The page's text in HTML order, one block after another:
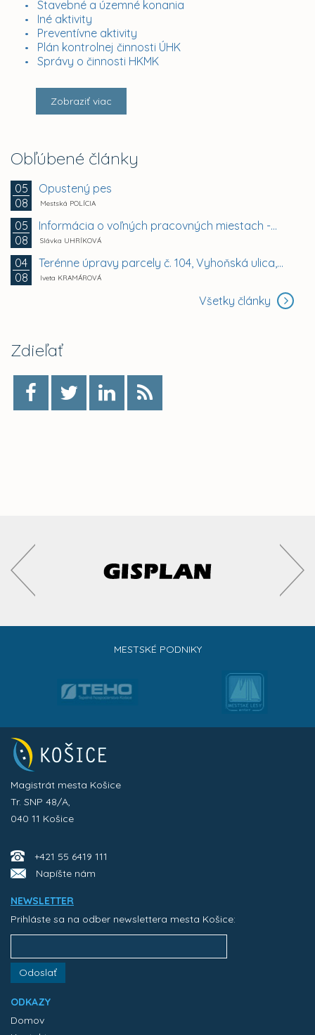
Stavebné a územné konania
Iné aktivity
Preventívne aktivity
Plán kontrolnej činnosti ÚHK
Správy o činnosti HKMK
Zobraziť viac
Obľúbené články
05
08
Opustený pes
Mestská POLÍCIA
05
08
Informácia o voľných pracovných miestach -...
Slávka UHRÍKOVÁ
04
08
Terénne úpravy parcely č. 104, Vyhoňská ulica,...
Iveta KRAMÁROVÁ
Všetky články
Zdieľať
MESTSKÉ PODNIKY
Magistrát mesta Košice
Tr. SNP 48/A,
040 11 Košice
+421 55 6419 111
Napíšte nám
NEWSLETTER
Prihláste sa na odber newslettera mesta Košice:
Odoslať
ODKAZY
Domov